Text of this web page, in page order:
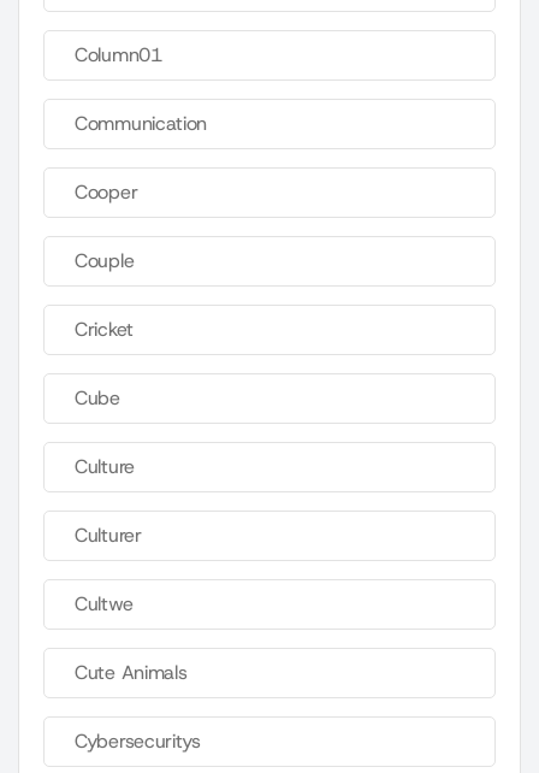
Column01
Communication
Cooper
Couple
Cricket
Cube
Culture
Culturer
Cultwe
Cute Animals
Cybersecuritys